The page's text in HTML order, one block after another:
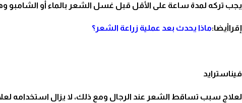
يجب تركه لمدة ساعة على الأقل قبل غسل الشعر بالماء أو
إقراأيضا:ماذا يحدث بعد عملية زراعة الشعر؟
فيناسترايد
لعلاج سبب تساقط الشعر عند الرجال ومع ذلك، لا يزال استخدامه